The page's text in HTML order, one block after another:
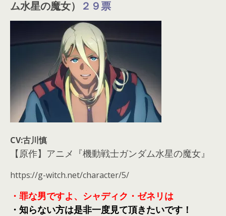
ム水星の魔女）
２９票
CV:古川慎
【原作】アニメ『機動戦士ガンダム水星の魔女』
https://g-witch.net/character/5/
・罪な男ですよ、シャディク・ゼネリは
・知らない方は是非一度見て頂きたいです！